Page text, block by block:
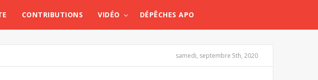
CONTRIBUTIONS VIDÉO DÉPÊCHES APO
samedi, septembre 5th, 2020